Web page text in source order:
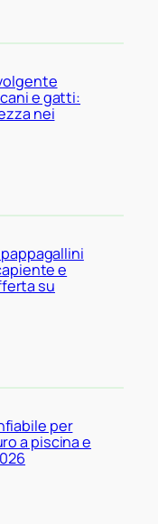
e gatti:
nei
e
su
per
a piscina e